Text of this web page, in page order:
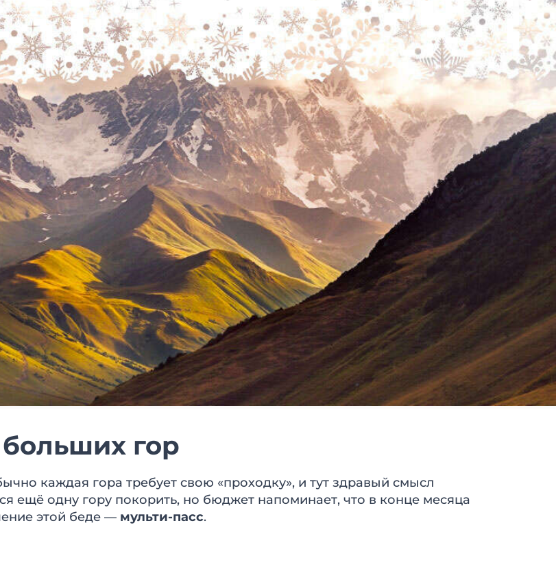
гор
каждая гора требует свою «проходку», и тут здравый смысл
ещё одну гору покорить, но бюджет напоминает, что в конце месяца
этой беде — мульти-пасс.